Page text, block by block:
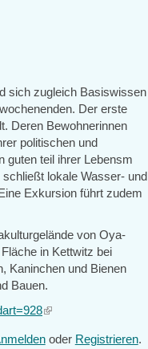
sich zugleich Basiswissen
Der erste
Deren Bewohnerinnen
politischen und
guten teil ihrer Lebensm
lokale Wasser- und
Exkursion führt zudem
von Oya-
in Kettwitz bei
Kaninchen und Bienen
Bauen.
(link
external)
oder Registrieren.